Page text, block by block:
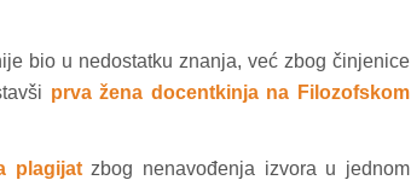
bio u nedostatku znanja, već zbog činjenice
prva žena docentkinja na Filozofskom
plagijatzbog nenavođenja izvora u jednom